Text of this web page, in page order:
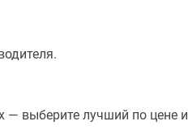
— выберите лучший по цене и